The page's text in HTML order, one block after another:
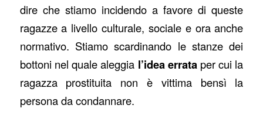
dire che stiamo incidendo a favore di queste
ragazze a livello culturale, sociale e ora anche
normativo. Stiamo scardinando le stanze dei
bottoni nel quale aleggia l’idea errata per cui la
ragazza prostituita non è vittima bensì la
persona da condannare.